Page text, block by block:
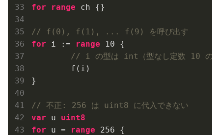
for
range ch {}
// f(0), f(1), ... f(9) を呼び出す
for i := range 10 {
// i の型は int（型なし定数 10 のデ
}
// 不正: 256 は uint8 に代入できない
var u uint8
for u = range 256 {